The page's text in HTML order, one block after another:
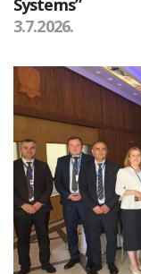
Systems”
3.7.2026.